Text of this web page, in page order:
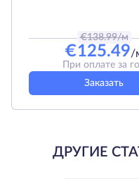
€138.99/м
€125.49/
При оплате за
Заказать
ДРУГИЕ